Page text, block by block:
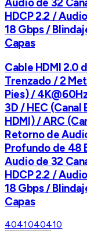
HDCP 2.2 /
18 Gbps /
Capas
Cable HDMI 2.0
Trenzado / 2
Pies) /
3D / HEC (Canal
HDMI) / ARC
Retorno de
Profundo de 48
Audio de 32
HDCP 2.2 /
18 Gbps /
Capas
4041040410